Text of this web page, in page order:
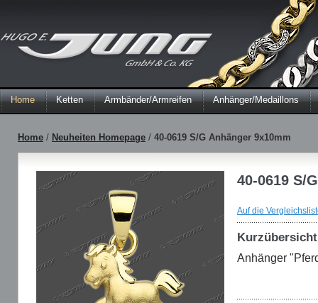
Home Ketten Armbänder/Armreifen Anhänger/Medaillons
Home / Neuheiten Homepage / 40-0619 S/G Anhänger 9x10mm
40-0619 S/
Auf die
Kurzübersicht
Anhänger